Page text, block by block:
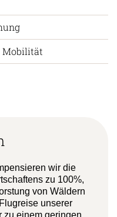
Mobilität
wir die
zu 100%,
von Wäldern